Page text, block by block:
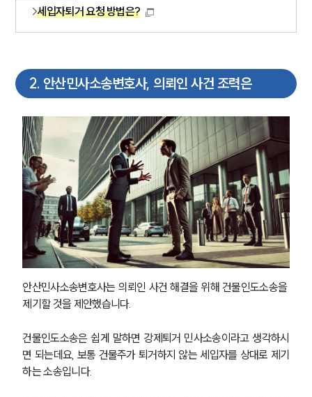
세입자퇴거 요청 방법은?
2. 안산민사소송변호사, 의뢰인 사건 조력은
안산민사소송변호사는 의뢰인 사건 해결을 위해 건물인도소송을
제기할 것을 제안했습니다.
건물인도소송은 쉽게 말하면 강제퇴거 민사소송이라고 생각하시
면 되는데요, 보통 건물주가 퇴거하지 않는 세입자를 상대로 제기
하는 소송입니다.